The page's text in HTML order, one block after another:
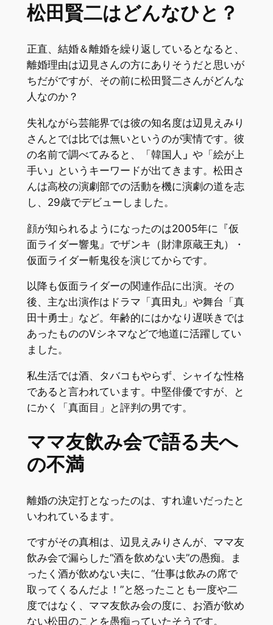
松田賢二はどんなひと？
正直、結婚＆離婚を繰り返しているとなると、
離婚理由は辺見さんの方にありそうだと思いが
ちだがですが、その前に松田賢二さんがどんな
人なのか？
失礼ながら芸能界では彼の知名度は辺見えみり
さんとでは比では無いというのが実情です。彼
の名前で調べてみると、「韓国人 」 や「絵が上
手い 」 というキーワードが出てきます。松田さ
んは高校の演劇部での活動を機に演劇の道を志
し、29歳でデビューしました。
顔が知られるようになったのは2005年に『仮
面ライダー響鬼』でザンキ（財津原蔵王丸）・
仮面ライダー斬鬼役を演じてからです。
以降も仮面ライダーの関連作品に出演。その
後、主な出演作はドラマ「真田丸」や舞台「真
田十勇士」など。年齢的にはかなり遅咲きでは
あったもののVシネマなどで地道に活躍してい
ました。
私生活では酒、タバコもやらず、シャイな性格
であると言われています。中堅俳優ですが、と
にかく「真面目」と評判の男です。
ママ友飲み会で語る夫へ
の不満
離婚の決定打となったのは、すれ違いだったと
いわれているます。
ですがその真相は、辺見えみりさんが、ママ友
飲み会で漏らした“酒を飲めない夫”の愚痴。ま
ったく酒が飲めない夫に、“仕事は飲みの席で
取ってくるんだよ！”と怒ったことも一度や二
度ではなく、ママ友飲み会の度に、お酒が飲め
ない松田のことを愚痴っていたそうです。